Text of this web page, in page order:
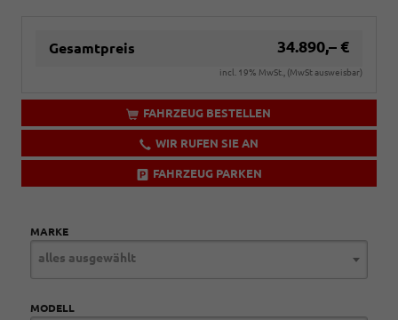
Gesamtpreis 34.890,– €
incl. 19% MwSt., (MwSt ausweisbar)
FAHRZEUG BESTELLEN
WIR RUFEN SIE AN
FAHRZEUG PARKEN
MARKE
alles ausgewählt
MODELL